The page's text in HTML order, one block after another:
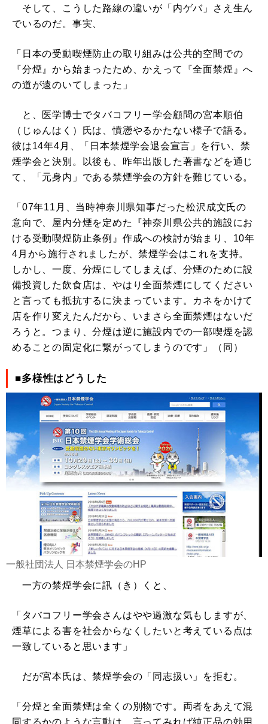
そして、こうした路線の違いが「内ゲバ」さえ生ん
でいるのだ。事実、
「日本の受動喫煙防止の取り組みは公共的空間での
『分煙』から始まったため、かえって『全面禁煙』へ
の道が遠のいてしまった」
と、医学博士でタバコフリー学会顧問の宮本順伯
（じゅんはく）氏は、憤懣やるかたない様子で語る。
彼は14年4月、「日本禁煙学会退会宣言」を行い、禁
煙学会と決別。以後も、昨年出版した著書などを通じ
て、「元身内」である禁煙学会の方針を難じている。
「07年11月、当時神奈川県知事だった松沢成文氏の
意向で、屋内分煙を定めた『神奈川県公共的施設にお
ける受動喫煙防止条例』作成への検討が始まり、10年
4月から施行されましたが、禁煙学会はこれを支持。
しかし、一度、分煙にしてしまえば、分煙のために設
備投資した飲食店は、やはり全面禁煙にしてください
と言っても抵抗するに決まっています。カネをかけて
店を作り変えたんだから、いまさら全面禁煙はないだ
ろうと。つまり、分煙は逆に施設内での一部喫煙を認
めることの固定化に繋がってしまうのです」（同）
■多様性はどうした
一般社団法人 日本禁煙学会のHP
一方の禁煙学会に訊（き）くと、
「タバコフリー学会さんはやや過激な気もしますが、
煙草による害を社会からなくしたいと考えている点は
一致していると思います」
だが宮本氏は、禁煙学会の「同志扱い」を拒む。
「分煙と全面禁煙は全くの別物です。両者をあえて混
同するかのような言動は、言ってみれば純正品の効用